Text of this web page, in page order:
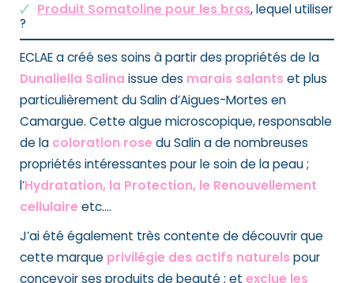
Produit Somatoline pour les bras, lequel utiliser
?
ECLAE a créé ses soins à partir des propriétés de la
Dunaliella Salina issue des marais salants et plus
particulièrement du Salin d’Aigues-Mortes en
Camargue. Cette algue microscopique, responsable
de la coloration rose du Salin a de nombreuses
propriétés intéressantes pour le soin de la peau ;
l’Hydratation, la Protection, le Renouvellement
cellulaire etc….
J’ai été également très contente de découvrir que
cette marque privilégie des actifs naturels pour
concevoir ses produits de beauté ; et exclue les